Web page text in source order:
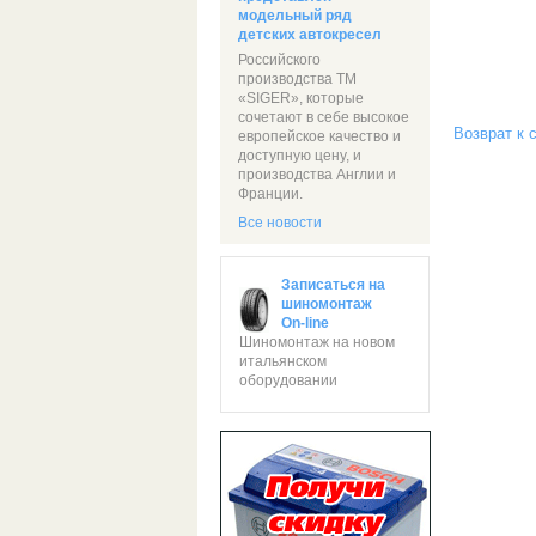
модельный ряд
детских автокресел
Российского
производства ТМ
«SIGER», которые
сочетают в себе высокое
европейское качество и
доступную цену, и
производства Англии и
Франции.
Все новости
Записаться на
шиномонтаж
On-line
Шиномонтаж на новом
итальянском
оборудовании
Возврат к